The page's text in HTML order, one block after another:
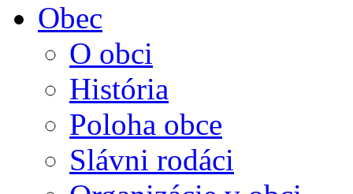
Obec
O obci
História
Poloha obce
Slávni rodáci